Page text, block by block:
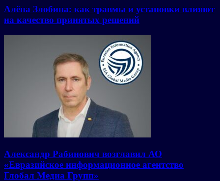
Алёна Злобина: как травмы и установки влияют
на качество принятых решений
Александр Рабинович возглавил АО
«Евразийское информационное агентство
Глобал Медиа Групп»